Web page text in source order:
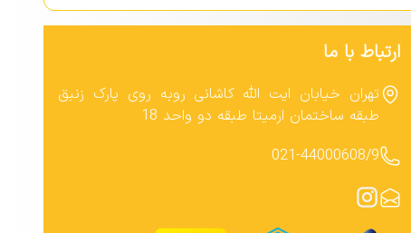
ارتباط با ما
تهران خیابان ایت الله کاشانی روبه روی پارک زنبق
طبقه ساختمان ارمیتا طبقه دو واحد 18
021-44000608/9